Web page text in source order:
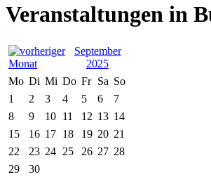
Veranstaltungen in
September
2025
Mo Di Mi Do Fr Sa So
1
2 3 4 5 6
7
8
9 10 11 12 13 14
15
16 17 18 19 20 21
22
23 24 25 26 27 28
29
30